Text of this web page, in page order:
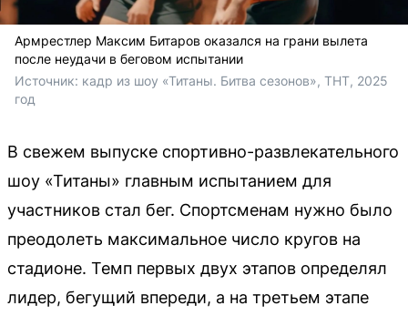
Армрестлер Максим Битаров оказался на грани вылета
после неудачи в беговом испытании
Источник: кадр из шоу «Титаны. Битва сезонов», ТНТ, 2025
год
В свежем выпуске спортивно-развлекательного
шоу «Титаны» главным испытанием для
участников стал бег. Спортсменам нужно было
преодолеть максимальное число кругов на
стадионе. Темп первых двух этапов определял
лидер, бегущий впереди, а на третьем этапе